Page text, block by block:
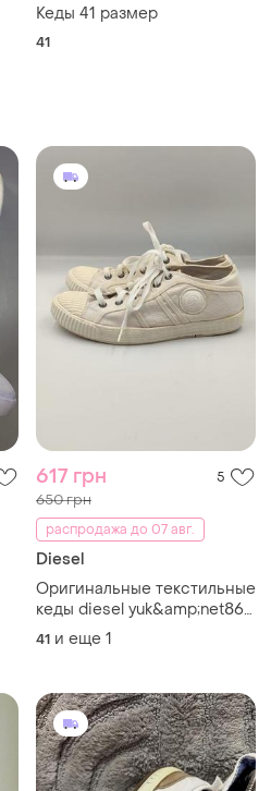
Кеды 41 размер
41
617 грн 5
650 грн
распродажа до 07 авг.
Diesel
Оригинальные текстильные
кеды diesel yuk&amp;net86
размер 41 (26 см) white
(унисекс)
41 и еще 1